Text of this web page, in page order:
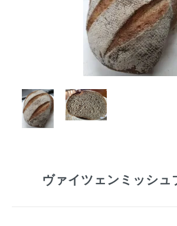
ヴァイツェンミッシュ